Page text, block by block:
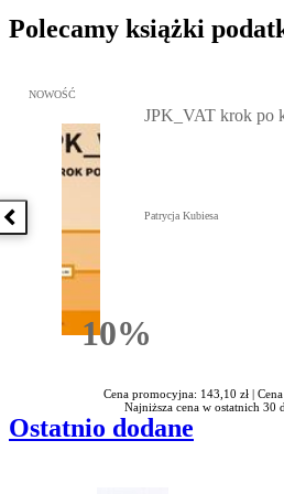
Polecamy książki
Poprzednia książka
Przejdź do: JPK_VAT krok po
NOWOŚĆ
10%Rabatu
JPK_VAT krok po
Patrycja Kubiesa
Cena promocyjna: 143,10 zł |
Najniższa cena w ostatnich 30
Ostatnio dodane